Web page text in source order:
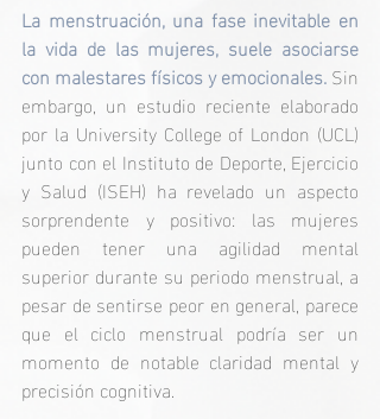
La menstruación, una fase inevitable en
la vida de las mujeres, suele asociarse
con malestares físicos y emocionales. Sin
embargo, un estudio reciente elaborado
por la University College of London (UCL)
junto con el Instituto de Deporte, Ejercicio
y Salud (ISEH) ha revelado un aspecto
sorprendente y positivo: las mujeres
pueden tener una agilidad mental
superior durante su periodo menstrual, a
pesar de sentirse peor en general, parece
que el ciclo menstrual podría ser un
momento de notable claridad mental y
precisión cognitiva.